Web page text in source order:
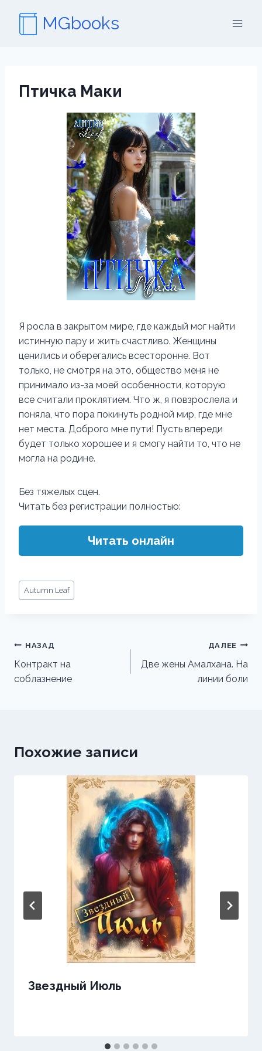
содержимому
MGbooks
Птичка Маки
Я росла в закрытом мире, где каждый мог найти
истинную пару и жить счастливо. Женщины
ценились и оберегались всесторонне. Вот
только, не смотря на это, общество меня не
принимало из-за моей особенности, которую
все считали проклятием. Что ж, я повзрослела и
поняла, что пора покинуть родной мир, где мне
нет места. Доброго мне пути! Пусть впереди
будет только хорошее и я смогу найти то, что не
могла на родине.
Без тяжелых сцен.
Читать без регистрации полностью:
Читать онлайн
Метки
записи:
Autumn Leaf
Навигация
по
записям
НАЗАД
Контракт на
соблазнение
ДАЛЕЕ
Две жены Амалхана. На
линии боли
Похожие записи
Звездный Июль